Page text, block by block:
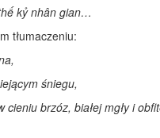
kỷ nhân gian…
tłumaczeniu:
śniegu,
cieniu brzóz, białej mgły i